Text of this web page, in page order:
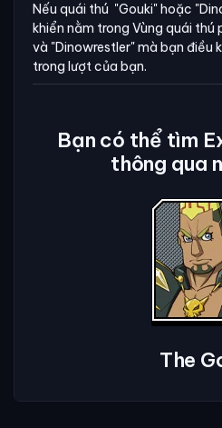
Nếu quái thú "Gouki" hoặc
khiển nằm trong Vùng quái thú
và "Dinowrestler" mà bạn điều
trong lượt của bạn.
Bạn có thể tìm
thông qua
The